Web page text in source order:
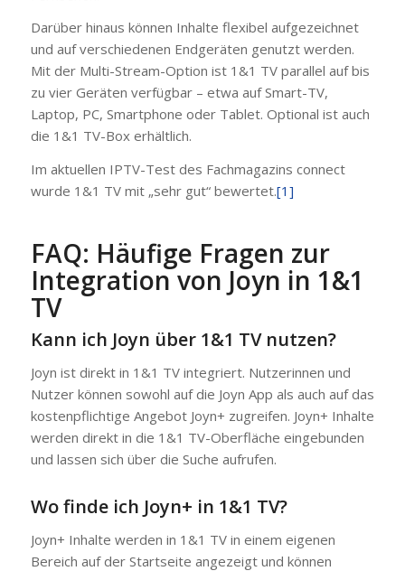
Darüber hinaus können Inhalte flexibel aufgezeichnet
und auf verschiedenen Endgeräten genutzt werden.
Mit der Multi-Stream-Option ist 1&1 TV parallel auf bis
zu vier Geräten verfügbar – etwa auf Smart-TV,
Laptop, PC, Smartphone oder Tablet. Optional ist auch
die 1&1 TV-Box erhältlich.
Im aktuellen IPTV-Test des Fachmagazins connect
wurde 1&1 TV mit „sehr gut“ bewertet.[1]
FAQ: Häufige Fragen zur
Integration von Joyn in 1&1
TV
Kann ich Joyn über 1&1 TV nutzen?
Joyn ist direkt in 1&1 TV integriert. Nutzerinnen und
Nutzer können sowohl auf die Joyn App als auch auf das
kostenpflichtige Angebot Joyn+ zugreifen. Joyn+ Inhalte
werden direkt in die 1&1 TV-Oberfläche eingebunden
und lassen sich über die Suche aufrufen.
Wo finde ich Joyn+ in 1&1 TV?
Joyn+ Inhalte werden in 1&1 TV in einem eigenen
Bereich auf der Startseite angezeigt und können